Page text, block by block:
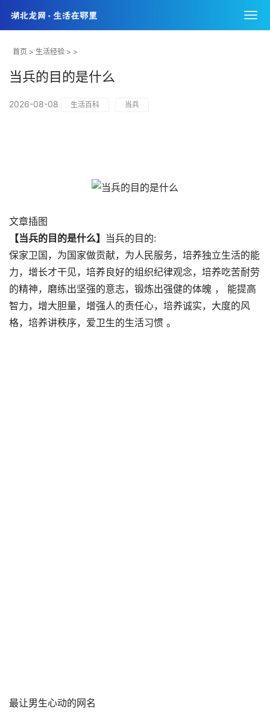
首页 > 生活经验 > >
当兵的目的是什么
2026-08-08 生活百科 当兵
文章插图
【当兵的目的是什么】 当兵的目的:
保家卫国，为国家做贡献，为人民服务，培养独立生活的能
力，增长才干见，培养良好的组织纪律观念，培养吃苦耐劳
的精神，磨练出坚强的意志，锻炼出强健的体魄 ， 能提高
智力，增大胆量，增强人的责任心，培养诚实，大度的风
格，培养讲秩序，爱卫生的生活习惯 。
最让男生心动的网名